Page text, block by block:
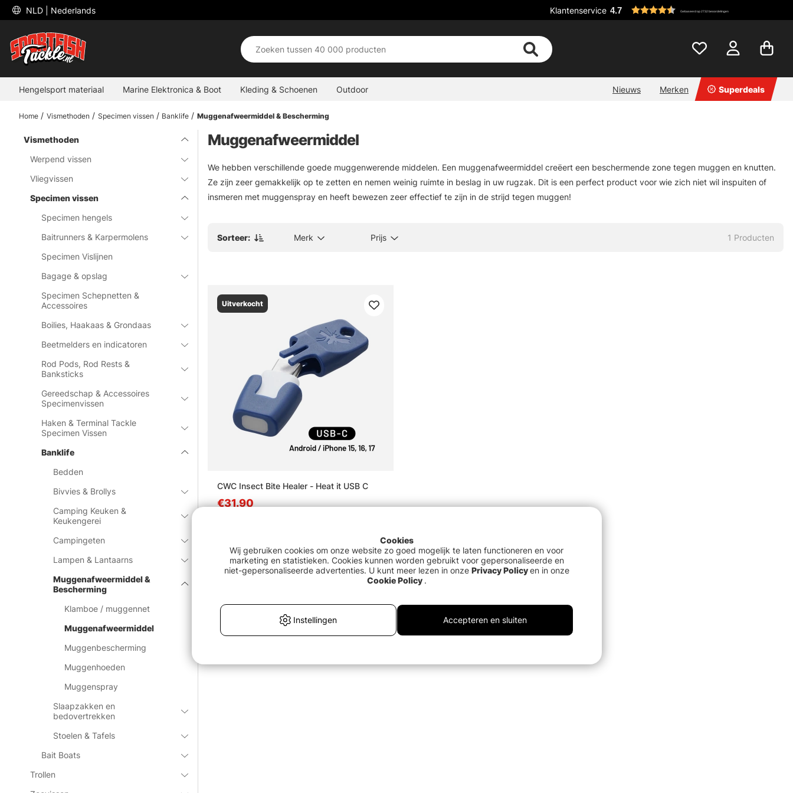
NLD | Nederlands Klantenservice 4.7 Gebaseerd op 2732 beoordelingen
Hengelsport materiaal Marine Elektronica & Boot Kleding & Schoenen Outdoor Nieuws Merken Superdeals
Home Vismethoden Specimen vissen Banklife Muggenafweermiddel & Bescherming
Vismethoden
Werpend vissen
Vliegvissen
Specimen vissen
Specimen hengels
Baitrunners & Karpermolens
Specimen Vislijnen
Bagage & opslag
Specimen Schepnetten &
Accessoires
Boilies, Haakaas & Grondaas
Beetmelders en indicatoren
Rod Pods, Rod Rests &
Banksticks
Gereedschap & Accessoires
Specimenvissen
Haken & Terminal Tackle
Specimen Vissen
Banklife
Bedden
Bivvies & Brollys
Camping Keuken &
Keukengerei
Campingeten
Lampen & Lantaarns
Muggenafweermiddel &
Bescherming
Klamboe / muggennet
Muggenafweermiddel
Muggenbescherming
Muggenhoeden
Muggenspray
Slaapzakken en
bedovertrekken
Stoelen & Tafels
Bait Boats
Trollen
Muggenafweermiddel
We hebben verschillende goede muggenwerende middelen. Een muggenafweermiddel creëert een beschermende zone tegen muggen en knutten.
Ze zijn zeer gemakkelijk op te zetten en nemen weinig ruimte in beslag in uw rugzak. Dit is een perfect product voor wie zich niet wil inspuiten of
insmeren met muggenspray en heeft bewezen zeer effectief te zijn in de strijd tegen muggen!
Sorteer: Merk Prijs 1 Producten
Uitverkocht
CWC Insect Bite Healer - Heat it USB C
€31.90
Cookies
Wij gebruiken cookies om onze website zo goed mogelijk te laten functioneren en voor
marketing en statistieken. Cookies kunnen worden gebruikt voor gepersonaliseerde en
niet-gepersonaliseerde advertenties. U kunt meer lezen in onze Privacy Policy en in onze
Cookie Policy .
Instellingen Accepteren en sluiten